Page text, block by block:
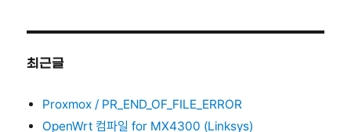
최근글
Proxmox / PR_END_OF_FILE_ERROR
OpenWrt 컴파일 for MX4300 (Linksys)